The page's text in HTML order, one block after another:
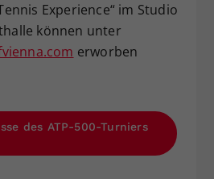
Experience“ im Studio
können unter
erworben
des ATP-500-Turniers